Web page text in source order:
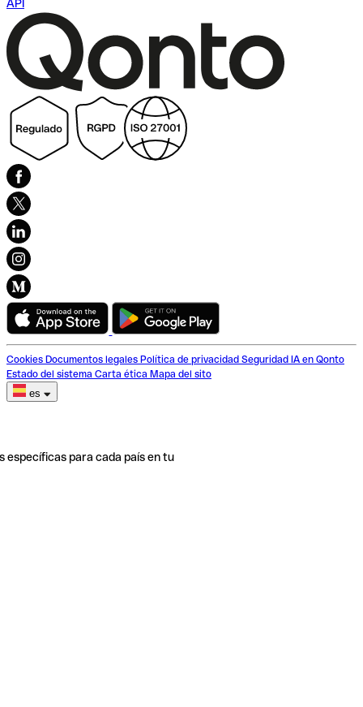
API
Cookies Documentos legales Política de privacidad Seguridad IA en Qonto
Estado del sistema Carta ética Mapa del sito
es
específicas para cada país en tu